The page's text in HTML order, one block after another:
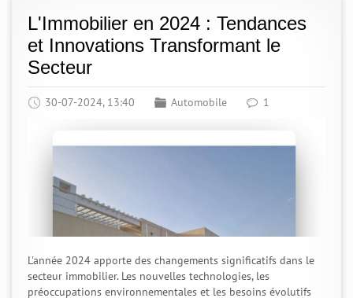
L'Immobilier en 2024 : Tendances
et Innovations Transformant le
Secteur
30-07-2024, 13:40 Automobile 1
L'année 2024 apporte des changements significatifs dans le
secteur immobilier. Les nouvelles technologies, les
préoccupations environnementales et les besoins évolutifs